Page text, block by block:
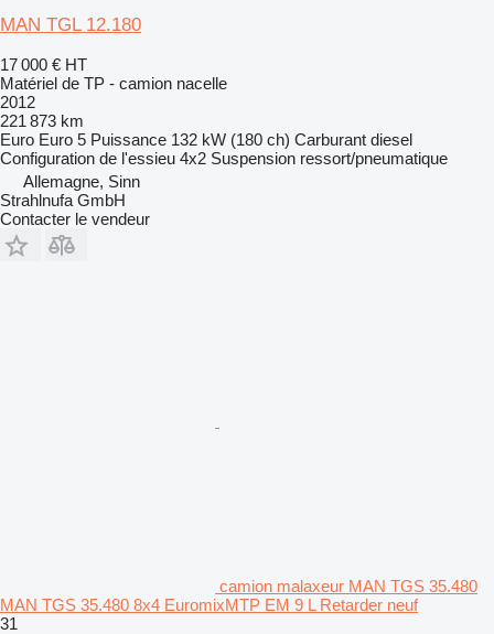
MAN TGL 12.180
17 000 € HT
Matériel de TP - camion nacelle
2012
221 873 km
Euro Euro 5 Puissance 132 kW (180 ch) Carburant diesel
Configuration de l'essieu 4x2 Suspension ressort/pneumatique
Allemagne, Sinn
Strahlnufa GmbH
Contacter le vendeur
camion malaxeur MAN TGS 35.480
MAN TGS 35.480 8x4 EuromixMTP EM 9 L Retarder neuf
31